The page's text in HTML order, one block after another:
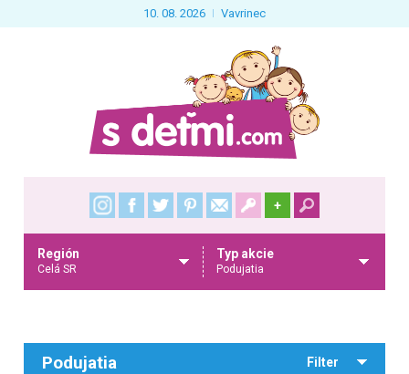
10. 08. 2026 Vavrinec
+
Región
Celá SR
Typ akcie
Podujatia
Podujatia Filter